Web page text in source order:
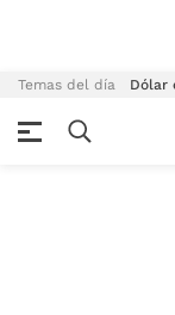
Temas del día Dólar